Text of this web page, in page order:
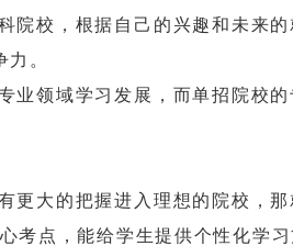
院校，根据自己的兴趣和未来
。
域学习发展，而单招院校的
的把握进入理想的院校，那
考点，能给学生提供个性化学